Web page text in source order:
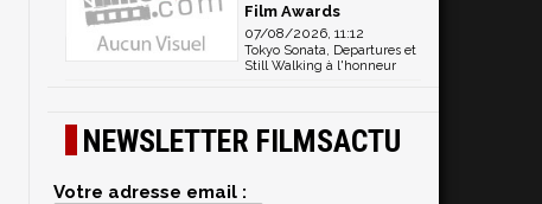
Film Awards
07/08/2026, 11:12
Tokyo Sonata, Departures et
Still Walking à l'honneur
NEWSLETTER FILMSACTU
Votre adresse email :